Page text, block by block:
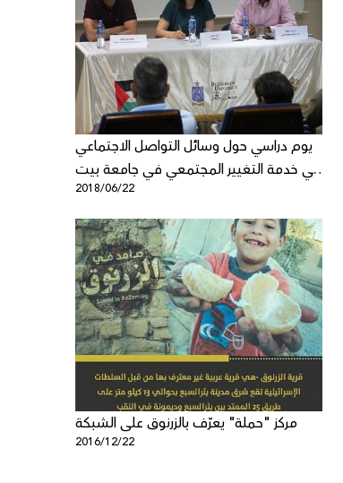
يوم دراسي حول وسائل التواصل الاجتماعي
في خدمة التغيير المجتمعي في جامعة بيت
لحم
2018/06/22
مركز "حملة" يعرّف بالزرنوق على الشبكة
2016/12/22